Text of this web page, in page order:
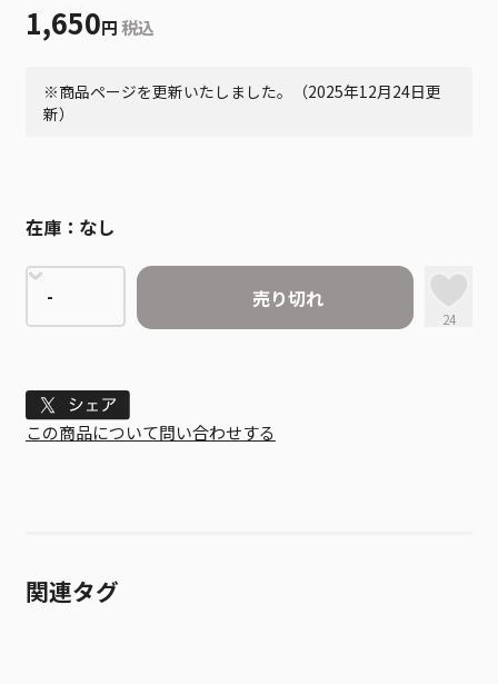
1,650円 税込
※商品ページを更新いたしました。（2025年12月24日更
新）
在庫： なし
売り切れ
24
Tweet
この商品について問い合わせする
関連タグ